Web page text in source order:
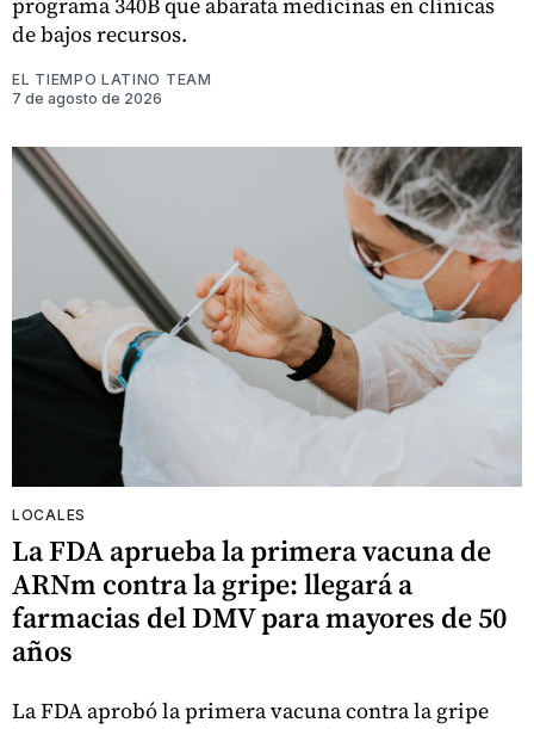
de bajos recursos.
EL TIEMPO LATINO TEAM
7 de agosto de 2026
LOCALES
La FDA aprueba la primera vacuna de
ARNm contra la gripe: llegará a
farmacias del DMV para mayores de 50
años
La FDA aprobó la primera vacuna contra la gripe